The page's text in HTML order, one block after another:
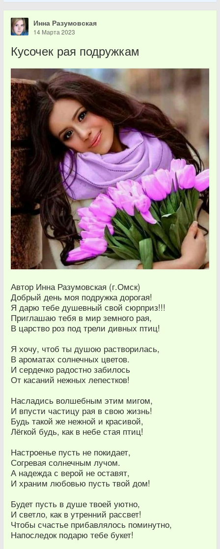
Инна Разумовская
14 Марта 2023
Кусочек рая подружкам
Автор Инна Разумовская (г.Омск)
Добрый день моя подружка дорогая!
Я дарю тебе душевный свой сюрприз!!!
Приглашаю тебя в мир земного рая,
В царство роз под трели дивных птиц!
Я хочу, чтоб ты душою растворилась,
В ароматах солнечных цветов.
И сердечко радостно забилось
От касаний нежных лепестков!
Насладись волшебным этим мигом,
И впусти частицу рая в свою жизнь!
Будь такой же нежной и красивой,
Лёгкой будь, как в небе стая птиц!
Настроенье пусть не покидает,
Согревая солнечным лучом.
А надежда с верой не оставят,
И храним любовью пусть твой дом!
Будет пусть в душе твоей уютно,
И светло, как в утренний рассвет!
Чтобы счастье прибавлялось поминутно,
Напоследок подарю тебе букет!